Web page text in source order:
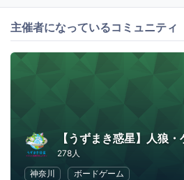
主催者になっているコミュニティ
278人
神奈川
ボードゲーム